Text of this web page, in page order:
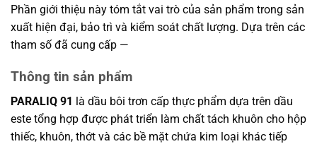
Phần giới thiệu này tóm tắt vai trò của sản phẩm trong sản
xuất hiện đại, bảo trì và kiểm soát chất lượng. Dựa trên các
tham số đã cung cấp —
Thông tin sản phẩm
PARALIQ 91 là dầu bôi trơn cấp thực phẩm dựa trên dầu
este tổng hợp được phát triển làm chất tách khuôn cho hộp
thiếc, khuôn, thớt và các bề mặt chứa kim loại khác tiếp